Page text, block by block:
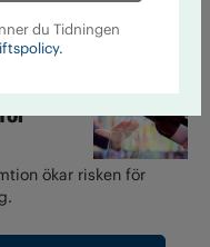
Nocturums
ökar risken för
du Tidningen